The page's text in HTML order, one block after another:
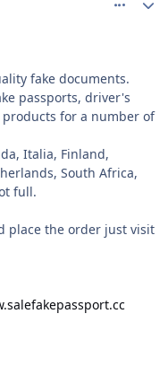
fake documents.
passports, driver's
for a number of
Italia, Finland,
South Africa,
full.
place the order just visit